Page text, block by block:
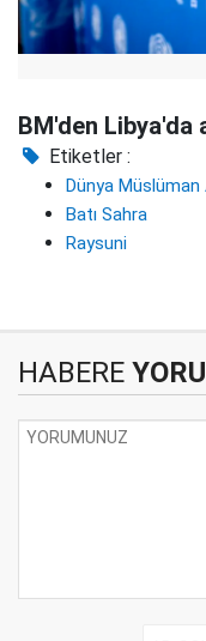
BM'den Libya'da
Etiketler :
Dünya Müslüman
Batı Sahra
Raysuni
HABERE